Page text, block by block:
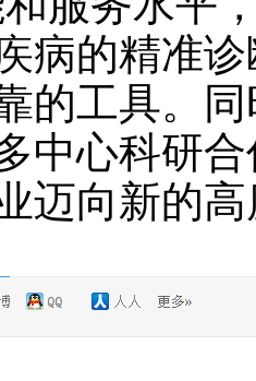
病的精准
的工具。
中心科研
迈向新的